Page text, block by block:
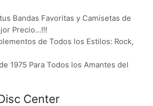
Bandas Favoritas y Camisetas de
Precio…!!!
de Todos los Estilos: Rock,
1975 Para Todos los Amantes del
Center